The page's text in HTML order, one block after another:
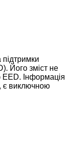
підтримки
Його зміст не
EED. Інформація
є виключною